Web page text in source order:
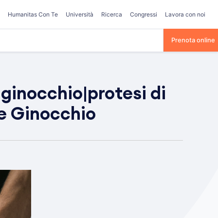
Humanitas Con Te Università Ricerca Congressi Lavora con noi
Prenota online
di
Ginocchio